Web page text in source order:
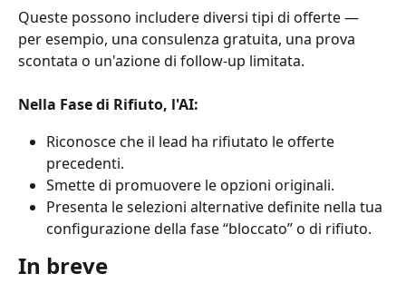
Queste possono includere diversi tipi di offerte —
per esempio, una consulenza gratuita, una prova
scontata o un'azione di follow-up limitata.
Nella Fase di Rifiuto, l'AI:
Riconosce che il lead ha rifiutato le offerte
precedenti.
Smette di promuovere le opzioni originali.
Presenta le selezioni alternative definite nella tua
configurazione della fase “bloccato” o di rifiuto.
In breve